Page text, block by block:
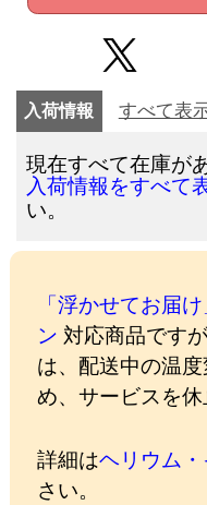
入荷情報 すべて表
現在すべて在庫が
入荷情報をすべて
い。
「浮かせてお届
ン 対応商品です
は、配送中の温
め、サービスを休
詳細はヘリウム
さい。